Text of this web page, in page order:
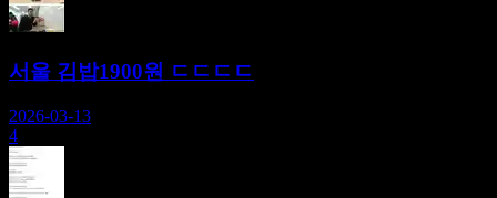
서울 김밥1900원 ㄷㄷㄷㄷ
2026-03-13
4